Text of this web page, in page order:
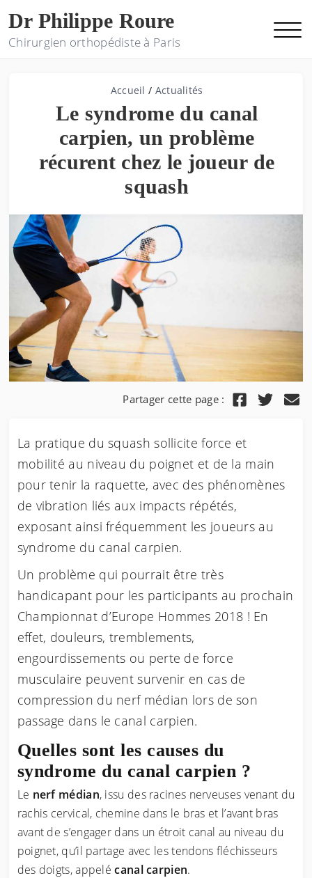
Dr Philippe Roure
Chirurgien orthopédiste à Paris
Accueil / Actualités
Le syndrome du canal
carpien, un problème
récurent chez le joueur de
squash
Partager cette page :
La pratique du squash sollicite force et
mobilité au niveau du poignet et de la main
pour tenir la raquette, avec des phénomènes
de vibration liés aux impacts répétés,
exposant ainsi fréquemment les joueurs au
syndrome du canal carpien.
Un problème qui pourrait être très
handicapant pour les participants au prochain
Championnat d’Europe Hommes 2018 ! En
effet, douleurs, tremblements,
engourdissements ou perte de force
musculaire peuvent survenir en cas de
compression du nerf médian lors de son
passage dans le canal carpien.
Quelles sont les causes du
syndrome du canal carpien ?
Le nerf médian, issu des racines nerveuses venant du
rachis cervical, chemine dans le bras et l’avant bras
avant de s’engager dans un étroit canal au niveau du
poignet, qu’il partage avec les tendons fléchisseurs
des doigts, appelécanal carpien.